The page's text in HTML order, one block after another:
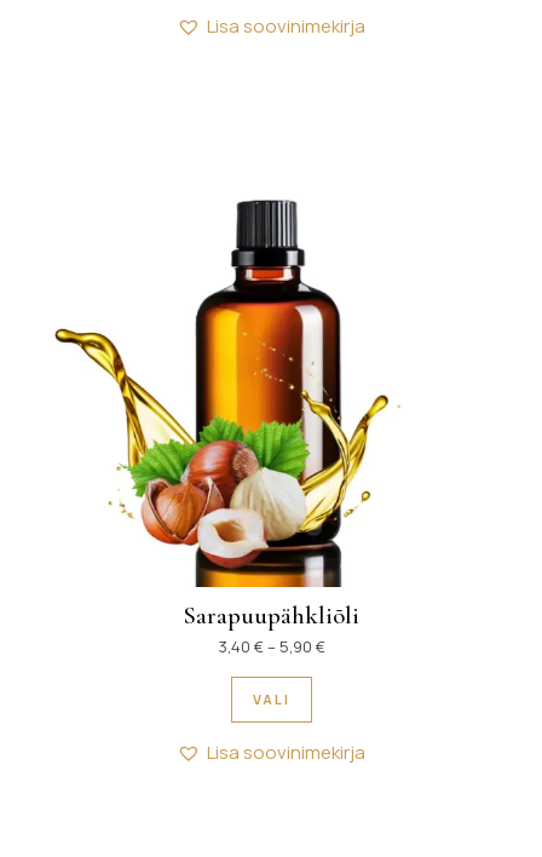
Lisa soovinimekirja
Sarapuupähkliõli
3,40 €–5,90 €Hinnavahemik: 3,40 € kuni
VALI
Sellel tootel on mitu
Lisa soovinimekirja